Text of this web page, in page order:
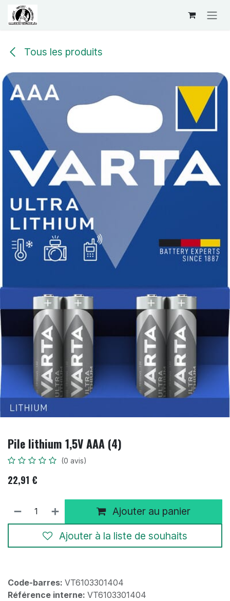
Se rendre au contenu
Tous les produits
Pile lithium 1,5V AAA (4)
(0 avis)
22,91 €
Ajouter au panier
Ajouter à la liste de souhaits
Code-barres: VT6103301404
Référence interne: VT6103301404